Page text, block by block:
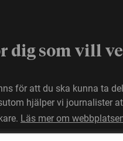
dig som vill
för att du ska kunna ta
hjälper vi journalister
Läs mer om